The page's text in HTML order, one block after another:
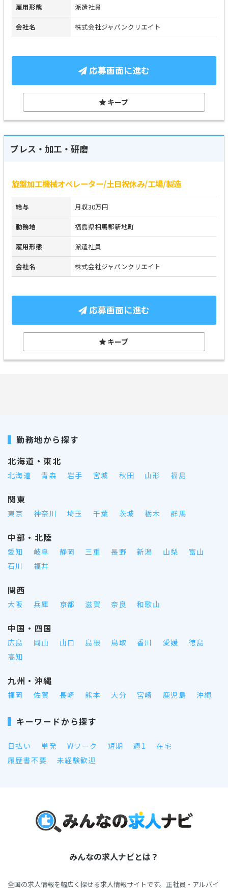
雇用形態 派遣社員
会社名 株式会社ジャパンクリエイト
応募画面に進む
キープ
プレス・加工・研磨
旋盤加工機械オペレーター/土日祝休み/工場/製造
給与 月収30万円
勤務地 福島県相馬郡新地町
雇用形態 派遣社員
会社名 株式会社ジャパンクリエイト
応募画面に進む
キープ
勤務地から探す
北海道・東北
北海道 青森 岩手 宮城 秋田 山形 福島
関東
東京 神奈川 埼玉 千葉 茨城 栃木 群馬
中部・北陸
愛知 岐阜 静岡 三重 長野 新潟 山梨
富山
石川
福井
関西
大阪 兵庫 京都 滋賀 奈良 和歌山
中国・四国
広島 岡山 山口 島根 鳥取 香川 愛媛
徳島
高知
九州・沖縄
福岡 佐賀 長崎 熊本 大分 宮崎 鹿児島 沖縄
キーワードから探す
日払い 単発 Wワーク 短期 週1
在宅
履歴書不要
未経験歓迎
みんなの求人ナビとは？
全国の求人情報を幅広く探せる求人情報サイトです。正社員・アルバイ